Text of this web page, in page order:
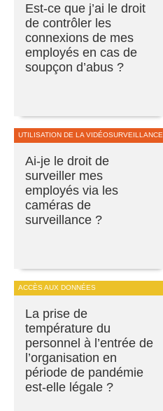
Est-ce que j’ai le droit
de contrôler les
connexions de mes
employés en cas de
soupçon d’abus ?
UTILISATION DE LA VIDÉOSURVEILLANCE
Ai-je le droit de
surveiller mes
employés via les
caméras de
surveillance ?
ACCÈS AUX DONNÉES
La prise de
température du
personnel à l’entrée de
l’organisation en
période de pandémie
est-elle légale ?